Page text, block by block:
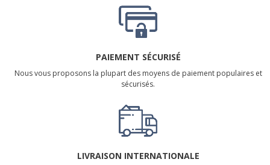
PAIEMENT SÉCURISÉ
Nous vous proposons la plupart des moyens de paiement populaires et
sécurisés.
LIVRAISON INTERNATIONALE